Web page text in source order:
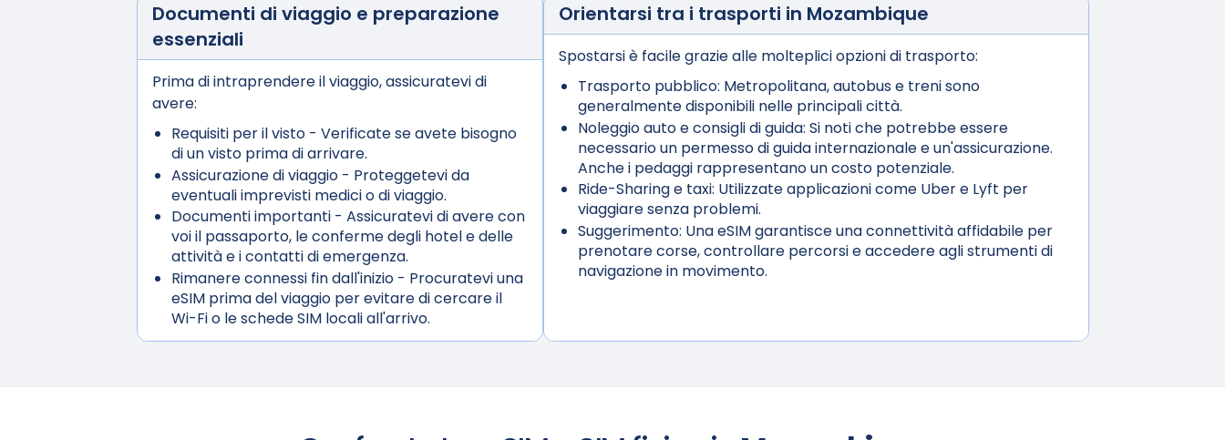
Documenti di viaggio e preparazione
essenziali
Prima di intraprendere il viaggio, assicuratevi di
avere:
Requisiti per il visto- Verificate se avete bisogno
di un visto prima di arrivare.
Assicurazione di viaggio- Proteggetevi da
eventuali imprevisti medici o di viaggio.
Documenti importanti- Assicuratevi di avere con
voi il passaporto, le conferme degli hotel e delle
attività e i contatti di emergenza.
Rimanere connessi fin dall'inizio- Procuratevi una
eSIM prima del viaggio per evitare di cercare il
Wi-Fi o le schede SIM locali all'arrivo.
Orientarsi tra i trasporti in Mozambique
Spostarsi è facile grazie alle molteplici opzioni di trasporto:
Trasporto pubblico: Metropolitana, autobus e treni sono
generalmente disponibili nelle principali città.
Noleggio auto e consigli di guida: Si noti che potrebbe essere
necessario un permesso di guida internazionale e un'assicurazione.
Anche i pedaggi rappresentano un costo potenziale.
Ride-Sharing e taxi: Utilizzate applicazioni come Uber e Lyft per
viaggiare senza problemi.
Suggerimento: Una eSIM garantisce una connettività affidabile per
prenotare corse, controllare percorsi e accedere agli strumenti di
navigazione in movimento.